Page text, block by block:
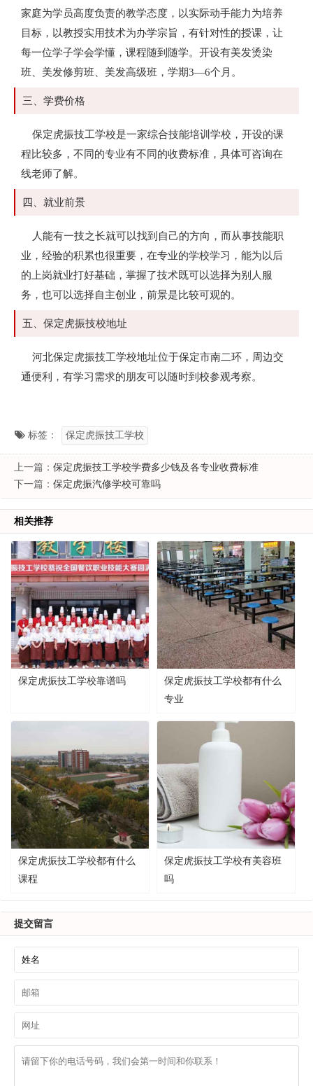
家庭为学员高度负责的教学态度，以实际动手能力为培养
目标，以教授实用技术为办学宗旨，有针对性的授课，让
每一位学子学会学懂，课程随到随学。开设有美发烫染
班、美发修剪班、美发高级班，学期3—6个月。
三、学费价格
保定虎振技工学校是一家综合技能培训学校，开设的课
程比较多，不同的专业有不同的收费标准，具体可咨询在
线老师了解。
四、就业前景
人能有一技之长就可以找到自己的方向，而从事技能职
业，经验的积累也很重要，在专业的学校学习，能为以后
的上岗就业打好基础，掌握了技术既可以选择为别人服
务，也可以选择自主创业，前景是比较可观的。
五、保定虎振技校地址
河北保定虎振技工学校地址位于保定市南二环，周边交
通便利，有学习需求的朋友可以随时到校参观考察。
标签： 保定虎振技工学校
上一篇： 保定虎振技工学校学费多少钱及各专业收费标准
下一篇： 保定虎振汽修学校可靠吗
相关推荐
保定虎振技工学校靠谱吗
保定虎振技工学校都有什么
专业
保定虎振技工学校都有什么
课程
保定虎振技工学校有美容班
吗
提交留言